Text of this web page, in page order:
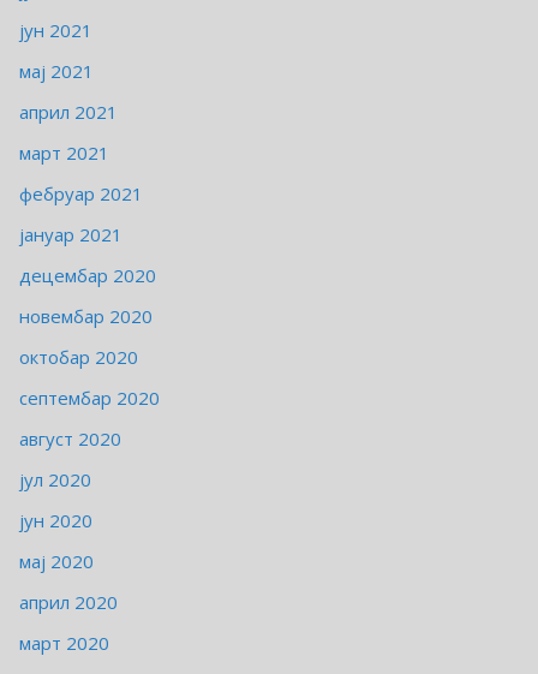
јун 2021
мај 2021
април 2021
март 2021
фебруар 2021
јануар 2021
децембар 2020
новембар 2020
октобар 2020
септембар 2020
август 2020
јул 2020
јун 2020
мај 2020
април 2020
март 2020